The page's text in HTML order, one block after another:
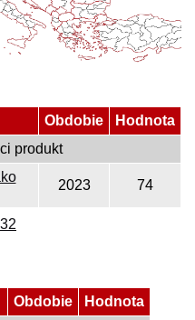
Obdobie
Hodnota
produkt
2023 74
Obdobie
Hodnota